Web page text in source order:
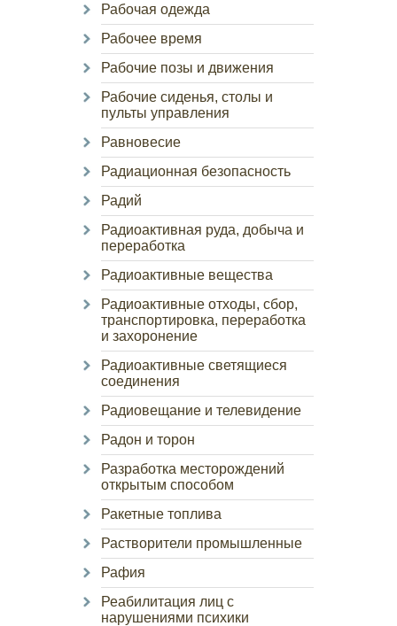
Рабочая одежда
Рабочее время
Рабочие позы и движения
Рабочие сиденья, столы и
пульты управления
Равновесие
Радиационная безопасность
Радий
Радиоактивная руда, добыча и
переработка
Радиоактивные вещества
Радиоактивные отходы, сбор,
транспортировка, переработка
и захоронение
Радиоактивные светящиеся
соединения
Радиовещание и телевидение
Радон и торон
Разработка месторождений
открытым способом
Ракетные топлива
Растворители промышленные
Рафия
Реабилитация лиц с
нарушениями психики